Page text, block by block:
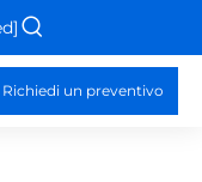
Richiedi un preventivo